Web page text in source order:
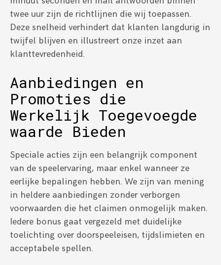
twee uur zijn de richtlijnen die wij toepassen.
Deze snelheid verhindert dat klanten langdurig in
twijfel blijven en illustreert onze inzet aan
klanttevredenheid.
Aanbiedingen en
Promoties die
Werkelijk Toegevoegde
waarde Bieden
Speciale acties zijn een belangrijk component
van de speelervaring, maar enkel wanneer ze
eerlijke bepalingen hebben. We zijn van mening
in heldere aanbiedingen zonder verborgen
voorwaarden die het claimen onmogelijk maken.
Iedere bonus gaat vergezeld met duidelijke
toelichting over doorspeeleisen, tijdslimieten en
acceptabele spellen.